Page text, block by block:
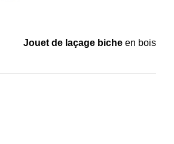
Jouet de laçage biche en bois